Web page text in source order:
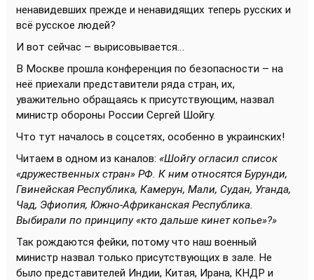
ненавидевших прежде и ненавидящих теперь русских и
всё русское людей?
И вот сейчас – вырисовывается…
В Москве прошла конференция по безопасности – на
неё приехали представители ряда стран, их,
уважительно обращаясь к присутствующим, назвал
министр обороны России Сергей Шойгу.
Что тут началось в соцсетях, особенно в украинских!
Читаем в одном из каналов: «Шойгу огласил список
«дружественных стран» РФ. К ним относятся Бурунди,
Гвинейская Республика, Камерун, Мали, Судан, Уганда,
Чад, Эфиопия, Южно-Африканская Республика.
Выбирали по принципу «кто дальше кинет копье»?»
Так рождаются фейки, потому что наш военный
министр назвал только присутствующих в зале. Не
было представителей Индии, Китая, Ирана, КНДР и